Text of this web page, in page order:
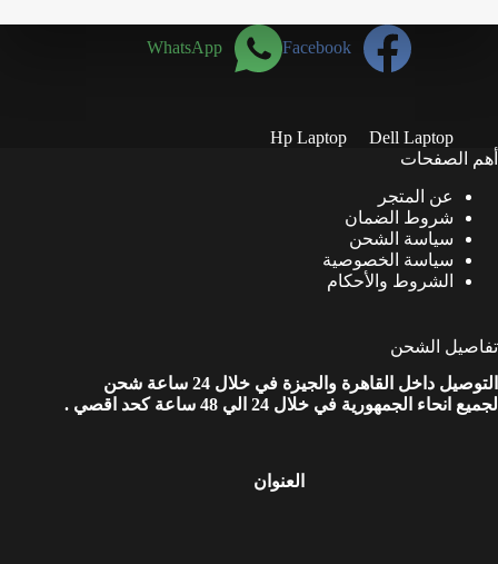
هو:
27,000.00 EGP.
هو:
26,000.00 EGP.Facebook
WhatsApp
Dell Laptop
Hp Laptop
أهم الصفحات
عن المتجر
شروط الضمان
سياسة الشحن
سياسة الخصوصية
الشروط والأحكام
تفاصيل الشحن
التوصيل داخل القاهرة والجيزة في خلال 24 ساعة شحن
لجميع انحاء الجمهورية في خلال 24 الي 48 ساعة كحد اقصي .
العنوان